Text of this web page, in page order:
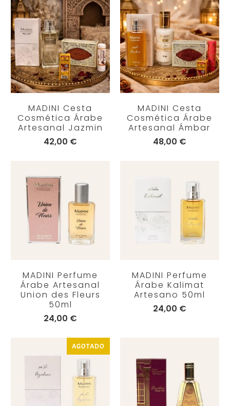
MADINI Cesta
Cosmética Árabe
Artesanal Jazmin
42,00 €
MADINI Cesta
Cosmética Árabe
Artesanal Ámbar
48,00 €
MADINI Perfume
Árabe Artesanal
Union des Fleurs
50ml
24,00 €
MADINI Perfume
Árabe Kalimat
Artesano 50ml
24,00 €
AGOTADO